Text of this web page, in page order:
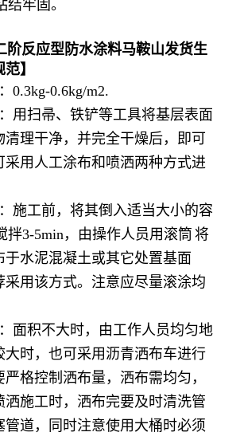
结牢固。
阶反应型防水涂料马鞍山发货生
】
0.3kg-0.6kg/m2.
用扫帚、铁铲等工具将基层表面
清理干净，并完全干燥后，即可
采用人工涂布和喷洒两种方式进
施工前，将其倒入适当大小的容
拌3-5min，由操作人员用滚筒 将
于水泥混凝土或其它处置基面
采用该方式。注意应尽量滚涂均
面积不大时，由工作人员均匀地
大时，也可采用沥青洒布车进行
格控制洒布量，洒布需均匀，
洒施工时，洒布完要及时清洗管
管道，同时注意使用大桶时必须